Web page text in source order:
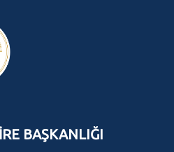
BAŞKANLIĞI